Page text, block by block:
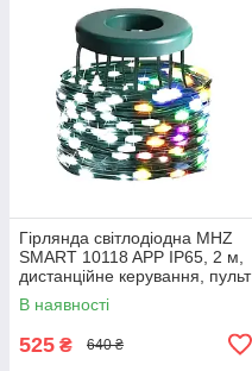
Гірлянда світлодіодна MHZ
SMART 10118 APP IP65, 2 м,
дистанційне керування, пульт
ДК
В наявності
525 ₴ 640 ₴